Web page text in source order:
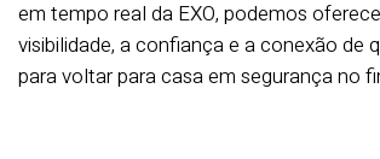
em tempo real da EXO, podemos
visibilidade, a confiança e a conexão de
para voltar para casa em segurança no